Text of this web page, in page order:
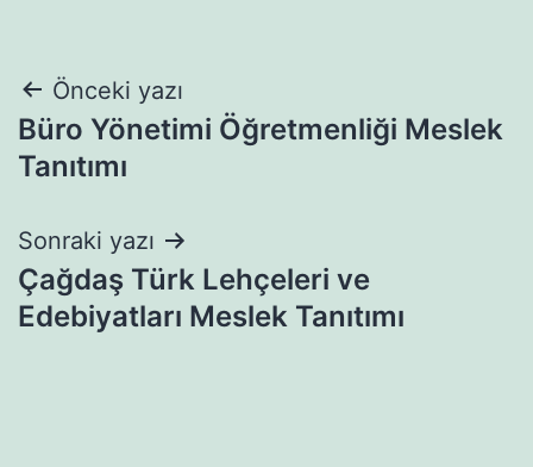
Yazı
gezinmesi
Önceki yazı
Büro Yönetimi Öğretmenliği Meslek
Tanıtımı
Sonraki yazı
Çağdaş Türk Lehçeleri ve
Edebiyatları Meslek Tanıtımı